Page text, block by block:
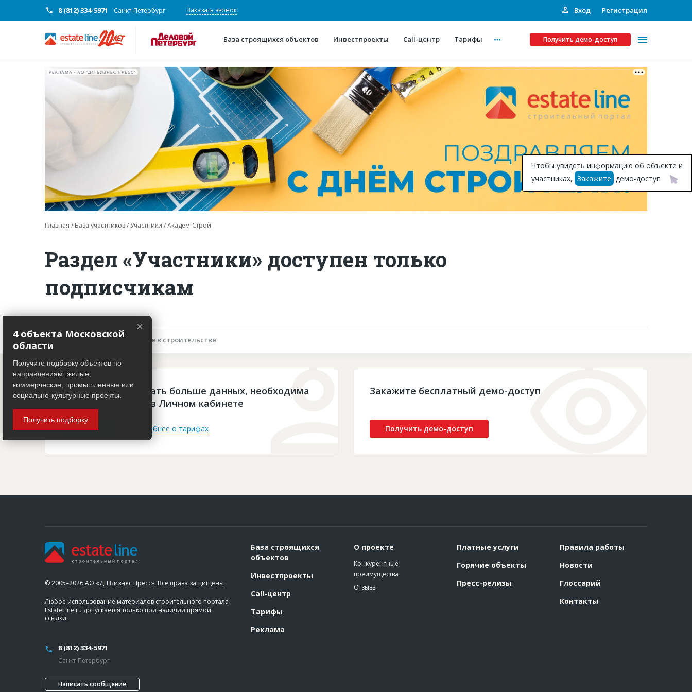
8 (812) 334-5971 Санкт-Петербург Заказать звонок Вход Регистрация
База строящихся объектов Инвестпроекты Call-центр Тарифы Получить демо-доступ
О проекте
Конкурентные преимущества
Горячие объекты
Глоссарий
Платные услуги
Рекламодателям
Инвестпроекты
Подписка на Базу
РЕКЛАМА • АО "ДП БИЗНЕС ПРЕСС"
Главная База участников Участники Академ-Строй
Раздел «Участники» доступен только
подписчикам
Описание объекта Участие в строительстве
Чтобы просматривать больше данных, необходима
платная подписка в Личном кабинете
Войти Подробнее о тарифах
Закажите бесплатный демо-доступ
Получить демо-доступ
Чтобы увидеть информацию об объекте и
участниках, Закажите демо-доступ
© 2005–2026 АО «ДП Бизнес Пресс». Все права защищены
Любое использование материалов строительного портала
EstateLine.ru допускается только при наличии прямой
ссылки.
8 (812) 334-5971
Санкт-Петербург
Написать сообщение
База строящихся
объектов
Инвестпроекты
Call-центр
Тарифы
Реклама
О проекте
Конкурентные
преимущества
Отзывы
Платные услуги
Горячие объекты
Пресс-релизы
Правила работы
Новости
Глоссарий
Контакты
×
4 объекта Московской
области
Получите подборку объектов по
направлениям: жилые,
коммерческие, промышленные или
социально-культурные проекты.
Получить подборку